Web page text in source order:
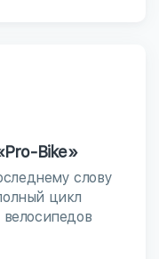
Bike»
слову
цикл